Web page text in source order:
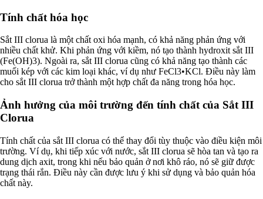
Tính chất hóa học
Sắt III clorua là một chất oxi hóa mạnh, có khả năng phản ứng với
nhiều chất khử. Khi phản ứng với kiềm, nó tạo thành hydroxit sắt III
(Fe(OH)3). Ngoài ra, sắt III clorua cũng có khả năng tạo thành các
muối kép với các kim loại khác, ví dụ như FeCl3•KCl. Điều này làm
cho sắt III clorua trở thành một hợp chất đa năng trong hóa học.
Ảnh hưởng của môi trường đến tính chất của Sắt III
Clorua
Tính chất của sắt III clorua có thể thay đổi tùy thuộc vào điều kiện môi
trường. Ví dụ, khi tiếp xúc với nước, sắt III clorua sẽ hòa tan và tạo ra
dung dịch axit, trong khi nếu bảo quản ở nơi khô ráo, nó sẽ giữ được
trạng thái rắn. Điều này cần được lưu ý khi sử dụng và bảo quản hóa
chất này.